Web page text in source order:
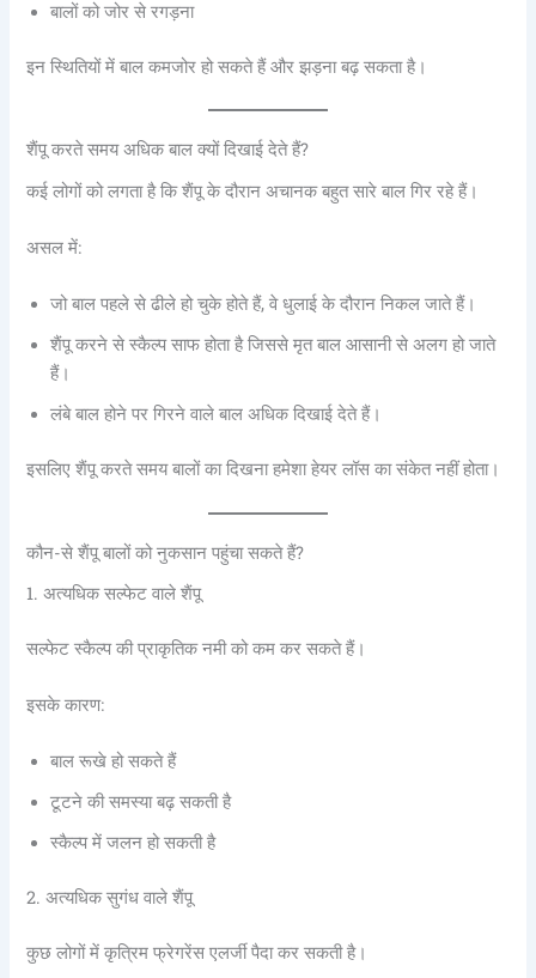
बालों को जोर से रगड़ना
इन स्थितियों में बाल कमजोर हो सकते हैं और झड़ना बढ़ सकता है।
शैंपू करते समय अधिक बाल क्यों दिखाई देते हैं?
कई लोगों को लगता है कि शैंपू के दौरान अचानक बहुत सारे बाल गिर रहे हैं।
असल में:
जो बाल पहले से ढीले हो चुके होते हैं, वे धुलाई के दौरान निकल जाते हैं।
शैंपू करने से स्कैल्प साफ होता है जिससे मृत बाल आसानी से अलग हो जाते
हैं।
लंबे बाल होने पर गिरने वाले बाल अधिक दिखाई देते हैं।
इसलिए शैंपू करते समय बालों का दिखना हमेशा हेयर लॉस का संकेत नहीं होता।
कौन-से शैंपू बालों को नुकसान पहुंचा सकते हैं?
1. अत्यधिक सल्फेट वाले शैंपू
सल्फेट स्कैल्प की प्राकृतिक नमी को कम कर सकते हैं।
इसके कारण:
बाल रूखे हो सकते हैं
टूटने की समस्या बढ़ सकती है
स्कैल्प में जलन हो सकती है
2. अत्यधिक सुगंध वाले शैंपू
कुछ लोगों में कृत्रिम फ्रेगरेंस एलर्जी पैदा कर सकती है।